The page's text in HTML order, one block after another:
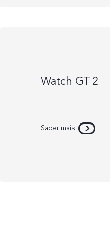
Watch GT 2
Saber mais